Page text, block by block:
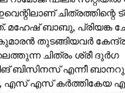
ചിത്രത്തിന്റെ
മഹേഷ് ബാബു, പ്രിയങ്ക
തുടങ്ങിയവർ കേന്ദ്ര
ചിത്രം ശ്രീ ദുർഗ
ബിസിനസ് എന്നീ
എസ് കർത്തികേയ